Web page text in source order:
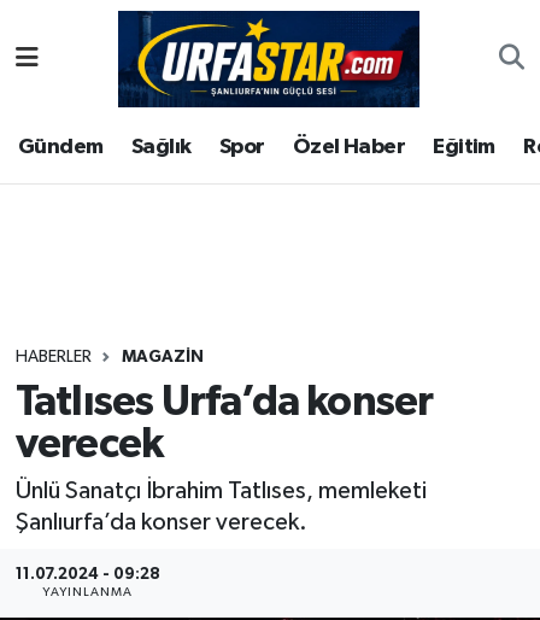
Gündem Sağlık Spor Özel Haber Eğitim
HABERLER MAGAZIN
Tatlıses Urfa’da konser
verecek
Ünlü Sanatçı İbrahim Tatlıses, memleketi
Şanlıurfa’da konser verecek.
11.07.2024 - 09:28
YAYINLANMA
ASAYİS
ÇEVRE
Gündem
Kültür
Magazin
Şanlıurfa Nöbetçi Eczaneler
Şanlıurfa Hava Durumu
Tüm Manşetler
Son Dakika Haberleri
Haber Arşivi